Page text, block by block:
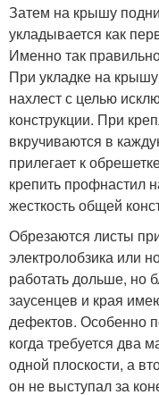
Затем на крышу
укладывается как
Именно так
При укладке на
нахлест с целью
конструкции. При
вкручиваются в
прилегает к
крепить профнастил
жесткость общей
Обрезаются листы
электролобзика или
работать дольше, но
заусенцев и края
дефектов. Особенно
когда требуется два
одной плоскости, а
он не выступал за